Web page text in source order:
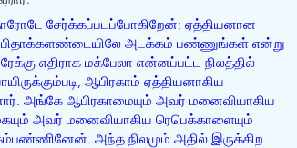
சேர்க்கப்படப்போகிறேன்; ஏத்தியனான
அடக்கம் பண்ணுங்கள் என்று
எதிராக மக்பேலா என்னப்பட்ட நிலத்தில்
ஆபிரகாம் ஏத்தியனாகிய
அங்கே ஆபிரகாமையும் அவர் மனைவியாகிய
அவர் மனைவியாகிய ரெபெக்காளையும்
அந்த நிலமும் அதில் இருக்கிற